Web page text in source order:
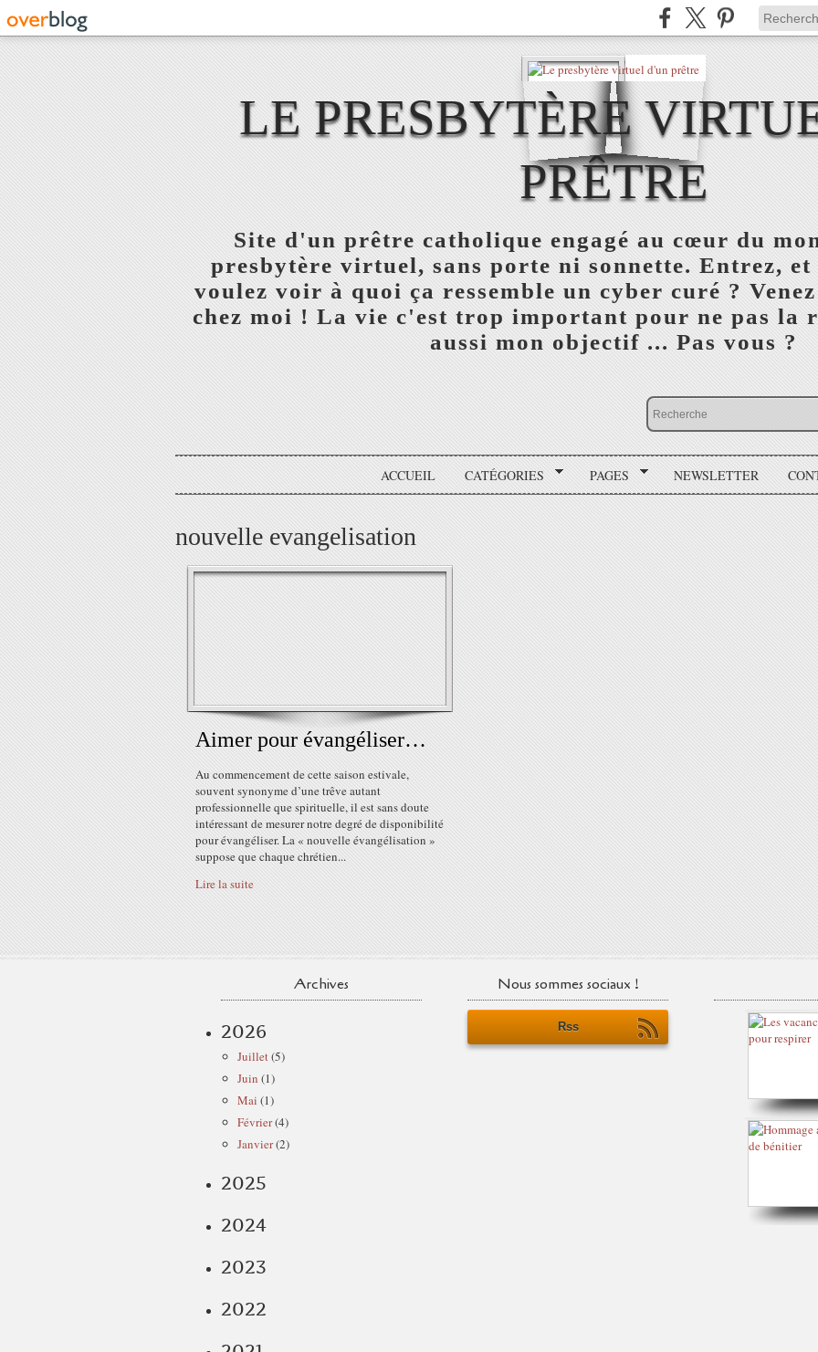
LE PRESBYTÈRE
PRÊTRE
Site d'un prêtre catholique engagé au cœur du
presbytère virtuel, sans porte ni sonnette. Entrez,
voulez voir à quoi ça ressemble un cyber curé ?
chez moi ! La vie c'est trop important pour ne pas la
aussi mon objectif ... Pas vous ?
ACCUEIL CATÉGORIES PAGES NEWSLETTER
nouvelle evangelisation
Aimer pour évangéliser…
Au commencement de cette saison estivale,
souvent synonyme d’une trêve autant
professionnelle que spirituelle, il est sans doute
intéressant de mesurer notre degré de disponibilité
pour évangéliser. La « nouvelle évangélisation »
suppose que chaque chrétien...
Lire la suite
Archives
2026
Juillet(5)
Juin (1)
Mai (1)
Février(4)
Janvier(2)
2025
2024
2023
2022
Nous sommes sociaux !
Rss